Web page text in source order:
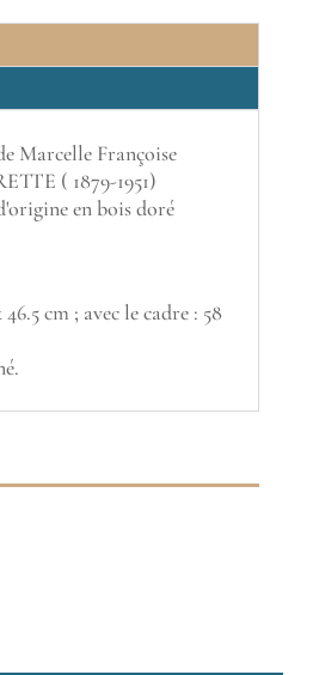
Marcelle Françoise
( 1879-1951)
en bois doré
cm ; avec le cadre : 58